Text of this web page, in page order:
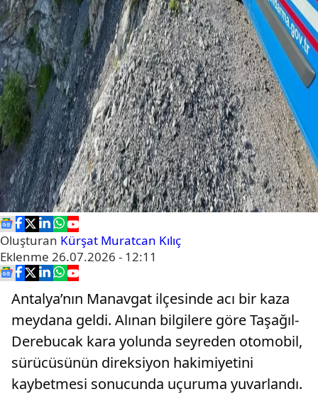
Oluşturan Kürşat Muratcan Kılıç
Eklenme 26.07.2026 - 12:11
Antalya’nın Manavgat ilçesinde acı bir kaza
meydana geldi. Alınan bilgilere göre Taşağıl-
Derebucak kara yolunda seyreden otomobil,
sürücüsünün direksiyon hakimiyetini
kaybetmesi sonucunda uçuruma yuvarlandı.